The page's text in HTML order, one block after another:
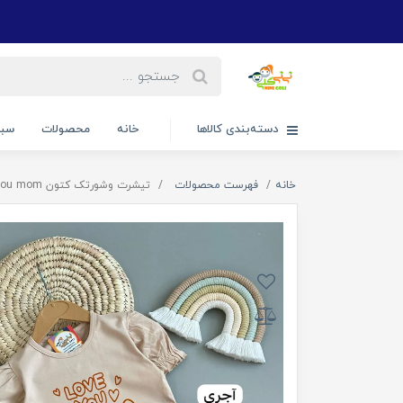
دسته‌بندی کالاها خانه محصولات
خانه فهرست محصولات تیشرت وشورتک کتون love you mom کد ۲۹۴۶